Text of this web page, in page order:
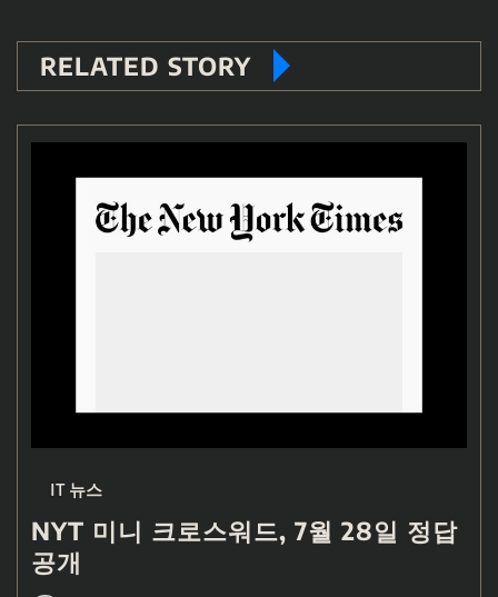
RELATED STORY
IT 뉴스
NYT 미니 크로스워드, 7월 28일 정답
공개